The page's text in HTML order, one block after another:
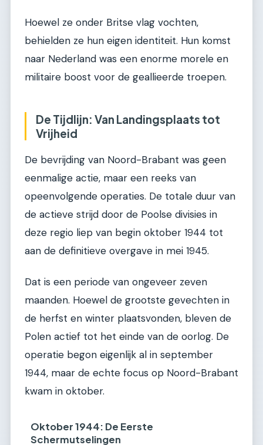
Hoewel ze onder Britse vlag vochten,
behielden ze hun eigen identiteit. Hun komst
naar Nederland was een enorme morele en
militaire boost voor de geallieerde troepen.
De Tijdlijn: Van Landingsplaats tot
Vrijheid
De bevrijding van Noord-Brabant was geen
eenmalige actie, maar een reeks van
opeenvolgende operaties. De totale duur van
de actieve strijd door de Poolse divisies in
deze regio liep van begin oktober 1944 tot
aan de definitieve overgave in mei 1945.
Dat is een periode van ongeveer zeven
maanden. Hoewel de grootste gevechten in
de herfst en winter plaatsvonden, bleven de
Polen actief tot het einde van de oorlog. De
operatie begon eigenlijk al in september
1944, maar de echte focus op Noord-Brabant
kwam in oktober.
Oktober 1944: De Eerste
Schermutselingen